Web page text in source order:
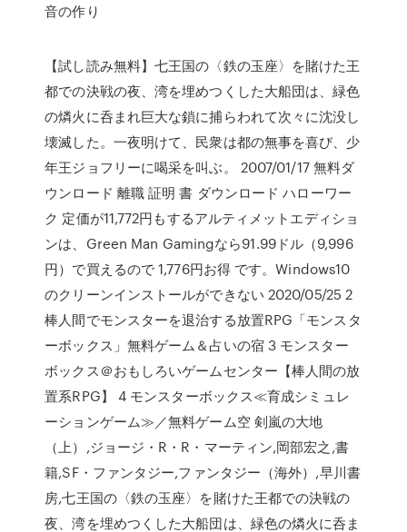
音の作り
【試し読み無料】七王国の〈鉄の玉座〉を賭けた王
都での決戦の夜、湾を埋めつくした大船団は、緑色
の燐火に呑まれ巨大な鎖に捕らわれて次々に沈没し
壊滅した。一夜明けて、民衆は都の無事を喜び、少
年王ジョフリーに喝采を叫ぶ。 2007/01/17 無料ダ
ウンロード 離職 証明 書 ダウンロード ハローワー
ク 定価が11,772円もするアルティメットエディショ
ンは、Green Man Gamingなら91.99ドル（9,996
円）で買えるので 1,776円お得 です。Windows10
のクリーンインストールができない 2020/05/25 2
棒人間でモンスターを退治する放置RPG「モンスタ
ーボックス」無料ゲーム＆占いの宿 3 モンスター
ボックス＠おもしろいゲームセンター【棒人間の放
置系RPG】 4 モンスターボックス≪育成シミュレ
ーションゲーム≫／無料ゲーム空 剣嵐の大地
（上）,ジョージ・R・R・マーティン,岡部宏之,書
籍,SF・ファンタジー,ファンタジー（海外）,早川書
房,七王国の〈鉄の玉座〉を賭けた王都での決戦の
夜、湾を埋めつくした大船団は、緑色の燐火に呑ま